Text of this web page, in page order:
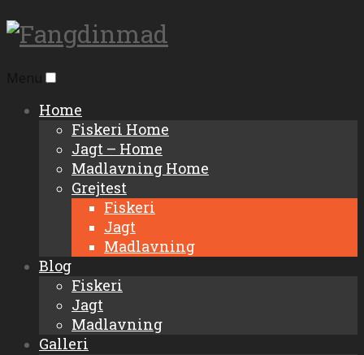
Home
Fiskeri Home
Jagt – Home
Madlavning Home
Grejtest
Fiskeri
Jagt
Madlavning
Blog
Fiskeri
Jagt
Madlavning
Galleri